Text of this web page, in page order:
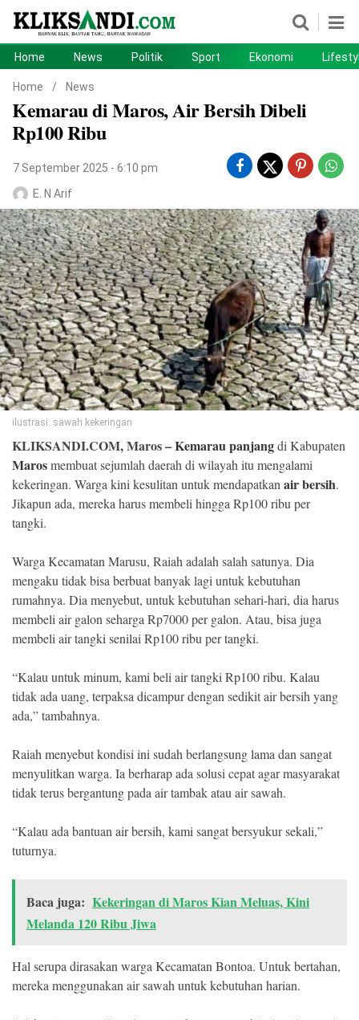
Politik Sport
©
Copyright
2026
Klik
-
right
reserved
Home News Politik Sport Ekonomi
Home / News
Kemarau di Maros, Air Bersih Dibeli
Rp100 Ribu
7 September 2025 - 6:10 pm
E. N Arif
ilustrasi: sawah kekeringan
KLIKSANDI.COM, Maros –Kemarau panjangdi Kabupaten
Marosmembuat sejumlah daerah di wilayah itu mengalami
kekeringan. Warga kini kesulitan untuk mendapatkanair bersih.
Jikapun ada, mereka harus membeli hingga Rp100 ribu per
tangki.
Warga Kecamatan Marusu, Raiah adalah salah satunya. Dia
mengaku tidak bisa berbuat banyak lagi untuk kebutuhan
rumahnya. Dia menyebut, untuk kebutuhan sehari-hari, dia harus
membeli air galon seharga Rp7000 per galon. Atau, bisa juga
membeli air tangki senilai Rp100 ribu per tangki.
“Kalau untuk minum, kami beli air tangki Rp100 ribu. Kalau
tidak ada uang, terpaksa dicampur dengan sedikit air bersih yang
ada,” tambahnya.
Raiah menyebut kondisi ini sudah berlangsung lama dan sangat
menyulitkan warga. Ia berharap ada solusi cepat agar masyarakat
tidak terus bergantung pada air tambak atau air sawah.
“Kalau ada bantuan air bersih, kami sangat bersyukur sekali,”
tuturnya.
Baca juga: Kekeringan di Maros Kian Meluas, Kini
Melanda 120 Ribu Jiwa
Hal serupa dirasakan warga Kecamatan Bontoa. Untuk bertahan,
mereka menggunakan air sawah untuk kebutuhan harian.